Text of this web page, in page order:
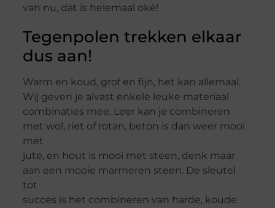
van nu, dat is helemaal oké!
Tegenpolen trekken elkaar
dus aan!
Warm en koud, grof en fijn, het kan allemaal.
Wij geven je alvast enkele leuke materiaal
combinaties mee. Leer kan je combineren
met wol, riet of rotan, beton is dan weer mooi
met
jute, en hout is mooi met steen, denk maar
aan een mooie marmeren steen. De sleutel
tot
succes is het combineren van harde, koude